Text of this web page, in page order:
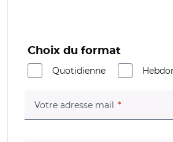
Choix du format
Quotidienne
Votre adresse mail (champ